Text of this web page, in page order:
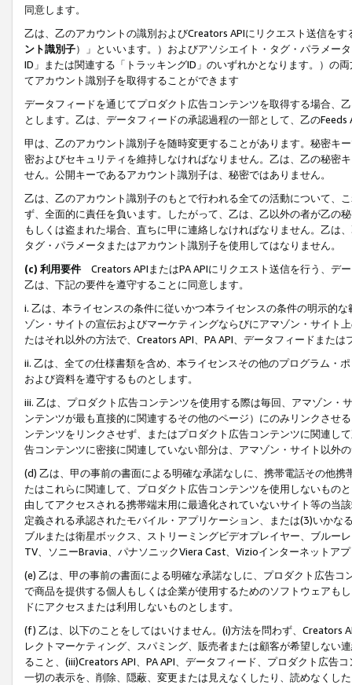
同意します。
乙は、乙のアカウントの識別およびCreators APIにリクエスト送信を
ント識別子）」といいます。）およびアソシエイト・タグ・パラメー
ID」または関連する「トラッキングID」のいずれかとなります。）の
てアカウント識別子を取得することができます
データフィードを通じてプロダクト広告コンテンツを取得する場合、
とします。乙は、データフィードの承認過程の一部として、乙の
甲は、乙のアカウント識別子を随時変更することがあります。秘密キ
密およびセキュリティを維持しなければなりません。乙は、乙の秘密
せん。公開キーであるアカウント識別子は、秘密ではありません。
乙は、乙のアカウント識別子のもとで行われる全ての活動について、
ず、全面的に責任を負います。したがって、乙は、乙以外の者が乙の
もしくは盗まれた場合、直ちに甲に連絡しなければなりません。乙は
タグ・パラメータまたはアカウント識別子を使用してはなりません。
(c) 利用要件 Creators APIまたはPA APIにリクエスト送信を行う、デ
乙は、下記の要件を遵守することに同意します。
i. 乙は、本ライセンスの条件に従いかつ本ライセンスの条件の明示的
ゾン・サイトの宣伝およびマーケティングならびにアマゾン・サイト
たはそれ以外の方法で、Creators API、PA API、データフィードまた
ii. 乙は、全ての仕様書類を含め、本ライセンスその他のプログラム・
および資料を遵守するものとします。
iii. 乙は、プロダクト広告コンテンツを使用する際は毎回、アマゾン
ンテンツが最も直接的に関連するその他のページ）にのみリンクさせ
ンテンツをリンクさせず、またはプロダクト広告コンテンツに関連し
告コンテンツに密接に関連していない部分は、アマゾン・サイト以外
(d) 乙は、甲の事前の書面による明確な承諾なしに、携帯電話その他
たはこれらに関連して、プロダクト広告コンテンツを使用しないもの
由してアクセスされる携帯端末用に最適化されていないサイト等の当
定義される承認されたモバイル・アプリケーション、または(3)いか
ブルまたは衛星ボックス、ストリーミングビデオプレイヤー、ブルー
TV、ソニーBravia、パナソニックViera Cast、Vizioインターネットア
(e) 乙は、甲の事前の書面による明確な承諾なしに、プロダクト広告
で商品を提供する個人もしくは企業が使用するためのソフトウェアも
ドにアクセスまたは利用しないものとします。
(f) 乙は、以下のことをしてはいけません。(i)方法を問わず、Creators
レクトマーケティング、スパミング、販売者または顧客が希望しない
ること、(iii)Creators API、PA API、データフィード、プロダクト広告
一切の表示を、削除、隠蔽、変更または見えなくしたり、読めなくし